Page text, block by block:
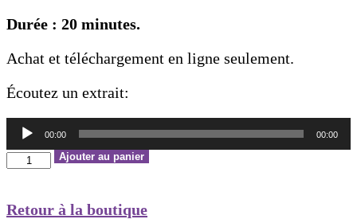
Durée : 20 minutes.
Achat et téléchargement en ligne seulement.
Écoutez un extrait:
Lecteur
audio
00:00 00:00
quantité
du
Ajouter au panier
Retour à la boutique